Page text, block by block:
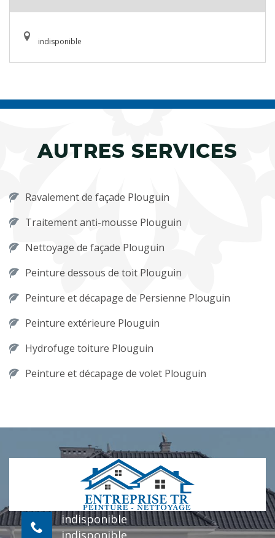
indisponible
AUTRES SERVICES
Ravalement de façade Plouguin
Traitement anti-mousse Plouguin
Nettoyage de façade Plouguin
Peinture dessous de toit Plouguin
Peinture et décapage de Persienne Plouguin
Peinture extérieure Plouguin
Hydrofuge toiture Plouguin
Peinture et décapage de volet Plouguin
indisponible